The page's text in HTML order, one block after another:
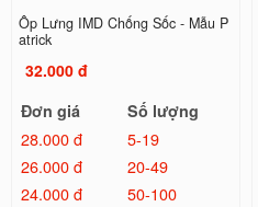
Ốp Lưng IMD Chống Sốc - Mẫu P
atrick
32.000 đ
Đơn giá
Số lượng
28.000 đ
5-19
26.000 đ
20-49
24.000 đ
50-100